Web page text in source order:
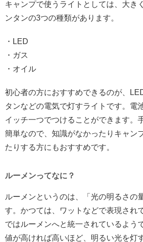
キャンプで使うライトとしては、大き
ンタンの3つの種類があります。
・LED
・ガス
・オイル
初心者の方におすすめできるのが、
タンなどの電気で灯すライトです。電
イッチ一つでつけることができます。
簡単なので、知識がなかったりキャン
たりする方にもおすすめです。
ルーメンってなに？
ルーメンというのは、「光の明るさの
す。かつては、ワットなどで表現され
ではルーメンへと統一されているよう
値が高ければ高いほど、明るい光を灯